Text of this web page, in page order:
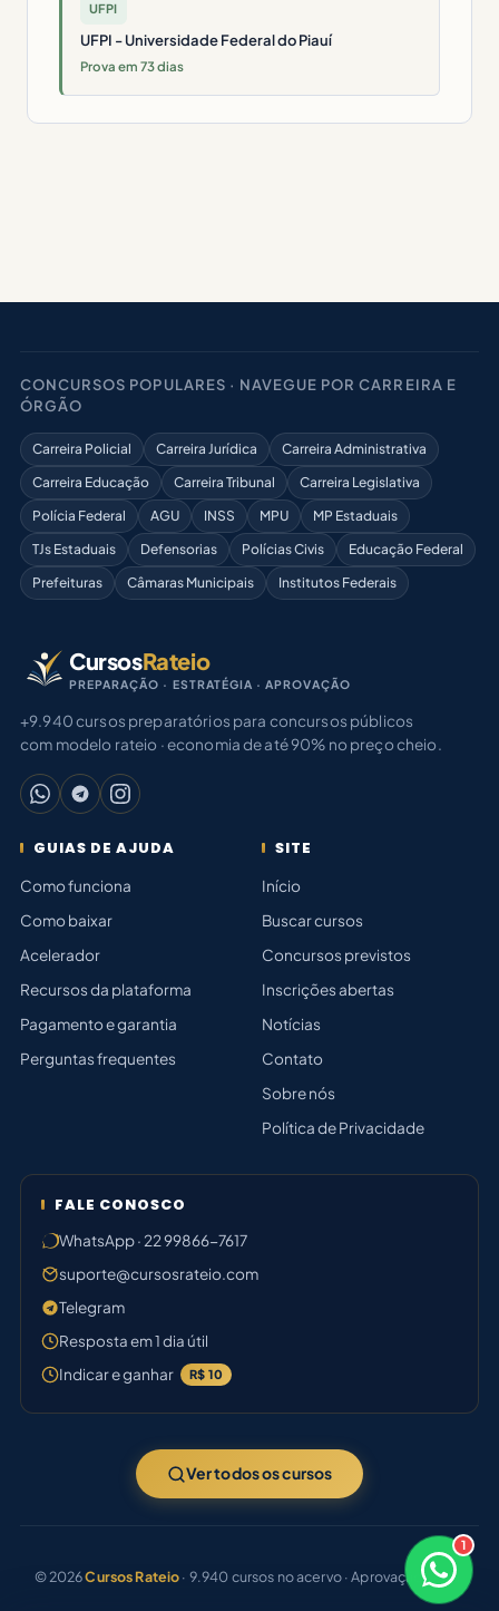
UFPI
UFPI - Universidade Federal do Piauí
Prova em 73 dias
×
Boa noite! Sou o Júlia 🤝
1
CONCURSOS POPULARES · NAVEGUE POR CARREIRA E
ÓRGÃO
Carreira Policial Carreira Jurídica
Carreira Administrativa
Carreira Educação
Carreira Tribunal
Carreira Legislativa
Polícia Federal
AGU INSS MPU
MP Estaduais
TJs Estaduais
Defensorias Polícias Civis
Educação Federal
Prefeituras
Câmaras Municipais Institutos Federais
CursosRateio
PREPARAÇÃO · ESTRATÉGIA · APROVAÇÃO
+9.940 cursos preparatórios para concursos públicos
com modelo rateio · economia de até 90% no preço cheio.
GUIAS DE AJUDA
Como funciona
Como baixar
Acelerador
Recursos da plataforma
Pagamento e garantia
Perguntas frequentes
SITE
Início
Buscar cursos
Concursos previstos
Inscrições abertas
Notícias
Contato
Sobre nós
Política de Privacidade
FALE CONOSCO
WhatsApp · 22 99866-7617
suporte@cursosrateio.com
Telegram
Resposta em 1 dia útil
Indicar e ganhar
R$ 10
Ver todos os cursos
© 2026Cursos Rateio· 9.940 cursos no acervo · Aprovação certa.